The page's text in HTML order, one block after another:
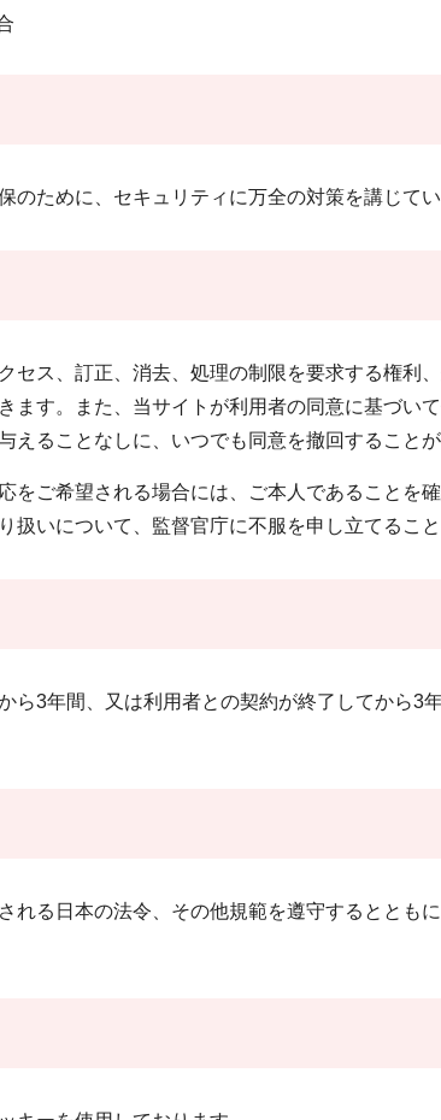
ために、セキュリティに万全の対策を講じてい
ス、訂正、消去、処理の制限を要求する権利
ます。また、当サイトが利用者の同意に基づい
ることなしに、いつでも同意を撤回することが
ご希望される場合には、ご本人であることを
いについて、監督官庁に不服を申し立てること
3年間、又は利用者との契約が終了してから3
る日本の法令、その他規範を遵守するととも